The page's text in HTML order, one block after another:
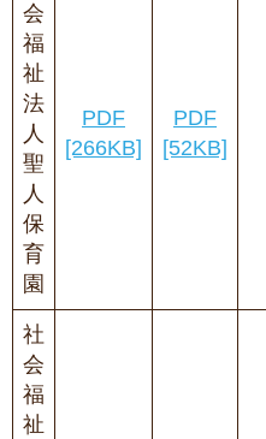
会
福
祉
法
人
聖
人
保
育
園
PDF
[266KB]
PDF
[52KB]
社
会
福
祉